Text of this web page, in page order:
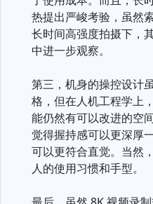
热提出严峻考验，虽然
长时间高强度拍摄下，
中进一步观察。
第三，机身的操控设计
格，但在人机工程学上
能仍然有可以改进的空
觉得握持感可以更深厚
可以更符合直觉。当然
人的使用习惯和手型。